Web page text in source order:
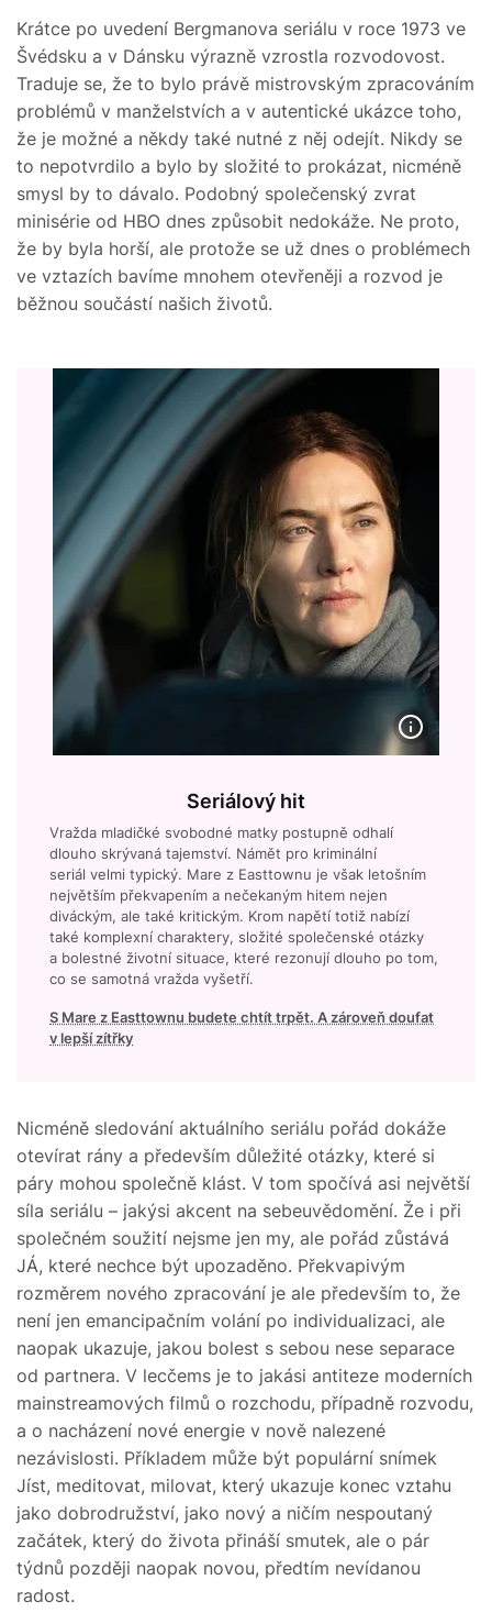
Krátce po uvedení Bergmanova seriálu v roce 1973 ve
Švédsku a v Dánsku výrazně vzrostla rozvodovost.
Traduje se, že to bylo právě mistrovským zpracováním
problémů v manželstvích a v autentické ukázce toho,
že je možné a někdy také nutné z něj odejít. Nikdy se
to nepotvrdilo a bylo by složité to prokázat, nicméně
smysl by to dávalo. Podobný společenský zvrat
minisérie od HBO dnes způsobit nedokáže. Ne proto,
že by byla horší, ale protože se už dnes o problémech
ve vztazích bavíme mnohem otevřeněji a rozvod je
běžnou součástí našich životů.
Seriálový hit
Vražda mladičké svobodné matky postupně odhalí
dlouho skrývaná tajemství. Námět pro kriminální
seriál velmi typický. Mare z Easttownu je však letošním
největším překvapením a nečekaným hitem nejen
diváckým, ale také kritickým. Krom napětí totiž nabízí
také komplexní charaktery, složité společenské otázky
a bolestné životní situace, které rezonují dlouho po tom,
co se samotná vražda vyšetří.
S Mare z Easttownu budete chtít trpět. A zároveň doufat
v lepší zítřky
Nicméně sledování aktuálního seriálu pořád dokáže
otevírat rány a především důležité otázky, které si
páry mohou společně klást. V tom spočívá asi největší
síla seriálu – jakýsi akcent na sebeuvědomění. Že i při
společném soužití nejsme jen my, ale pořád zůstává
JÁ, které nechce být upozaděno. Překvapivým
rozměrem nového zpracování je ale především to, že
není jen emancipačním volání po individualizaci, ale
naopak ukazuje, jakou bolest s sebou nese separace
od partnera. V lecčems je to jakási antiteze moderních
mainstreamových filmů o rozchodu, případně rozvodu,
a o nacházení nové energie v nově nalezené
nezávislosti. Příkladem může být populární snímek
Jíst, meditovat, milovat, který ukazuje konec vztahu
jako dobrodružství, jako nový a ničím nespoutaný
začátek, který do života přináší smutek, ale o pár
týdnů později naopak novou, předtím nevídanou
radost.